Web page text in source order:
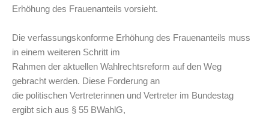
Erhöhung des Frauenanteils vorsieht.
Die verfassungskonforme Erhöhung des Frauenanteils muss
in einem weiteren Schritt im
Rahmen der aktuellen Wahlrechtsreform auf den Weg
gebracht werden. Diese Forderung an
die politischen Vertreterinnen und Vertreter im Bundestag
ergibt sich aus § 55 BWahlG,